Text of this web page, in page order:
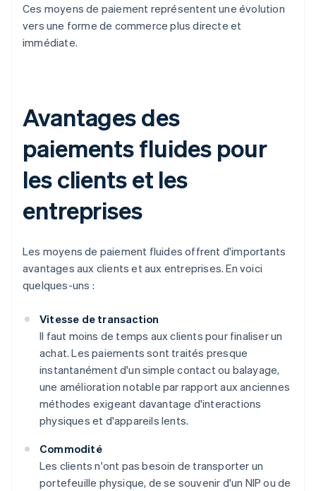
Ces moyens de paiement représentent une évolution
vers une forme de commerce plus directe et
immédiate.
Avantages des
paiements fluides pour
les clients et les
entreprises
Les moyens de paiement fluides offrent d'importants
avantages aux clients et aux entreprises. En voici
quelques-uns :
Vitesse de transaction
Il faut moins de temps aux clients pour finaliser un
achat. Les paiements sont traités presque
instantanément d'un simple contact ou balayage,
une amélioration notable par rapport aux anciennes
méthodes exigeant davantage d'interactions
physiques et d'appareils lents.
Commodité
Les clients n'ont pas besoin de transporter un
portefeuille physique, de se souvenir d'un NIP ou de